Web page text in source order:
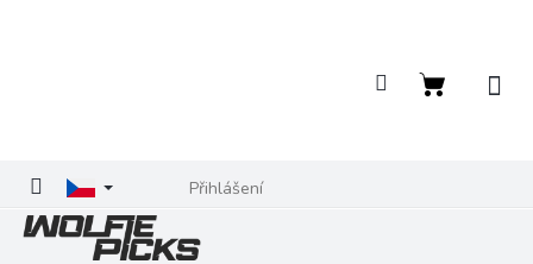
Přihlášení
Nákupní